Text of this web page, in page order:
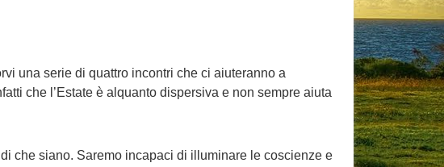
una serie di quattro incontri che ci aiuteranno a
che l’Estate è alquanto dispersiva e non sempre aiuta
che siano. Saremo incapaci di illuminare le coscienze e